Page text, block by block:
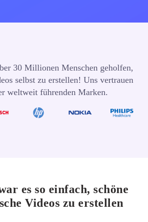
30 Millionen Menschen geholfen,
selbst zu erstellen! Uns vertrauen
weltweit führenden Marken.
es so einfach, schöne
Videos zu erstellen